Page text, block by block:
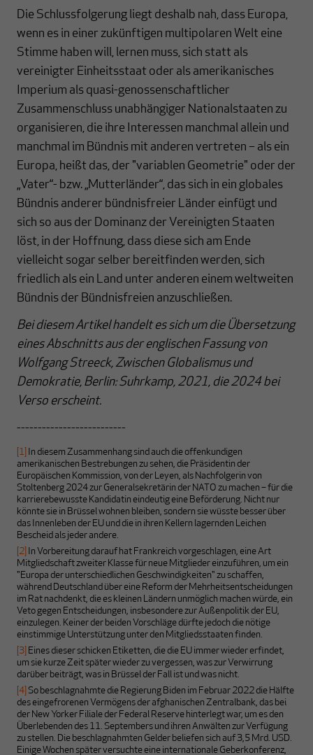
Die Schlussfolgerung liegt deshalb nah, dass Europa,
wenn es in einer zukünftigen multipolaren Welt eine
Stimme haben will, lernen muss, sich statt als
vereinigter Einheitsstaat oder als amerikanisches
Imperium als quasi-genossenschaftlicher
Zusammenschluss unabhängiger Nationalstaaten zu
organisieren, die ihre Interessen manchmal allein und
manchmal im Bündnis mit anderen vertreten – als ein
Europa, heißt das, der "variablen Geometrie" oder der
„Vater“- bzw. „Mutterländer“, das sich in ein globales
Bündnis anderer bündnisfreier Länder einfügt und
sich so aus der Dominanz der Vereinigten Staaten
löst, in der Hoffnung, dass diese sich am Ende
vielleicht sogar selber bereitfinden werden, sich
friedlich als ein Land unter anderen einem weltweiten
Bündnis der Bündnisfreien anzuschließen.
Bei diesem Artikel handelt es sich um die Übersetzung
eines Abschnitts aus der englischen Fassung von
Wolfgang Streeck, Zwischen Globalismus und
Demokratie, Berlin: Suhrkamp, 2021, die 2024 bei
Verso erscheint.
--------------------------
[1]
In diesem Zusammenhang sind auch die offenkundigen
amerikanischen Bestrebungen zu sehen, die Präsidentin der
Europäischen Kommission, von der Leyen, als Nachfolgerin von
Stoltenberg 2024 zur Generalsekretärin der NATO zu machen – für die
karrierebewusste Kandidatin eindeutig eine Beförderung. Nicht nur
könnte sie in Brüssel wohnen bleiben, sondern sie wüsste besser über
das Innenleben der EU und die in ihren Kellern lagernden Leichen
Bescheid als jeder andere.
[2]
In Vorbereitung darauf hat Frankreich vorgeschlagen, eine Art
Mitgliedschaft zweiter Klasse für neue Mitglieder einzuführen, um ein
"Europa der unterschiedlichen Geschwindigkeiten" zu schaffen,
während Deutschland über eine Reform der Mehrheitsentscheidungen
im Rat nachdenkt, die es kleinen Ländern unmöglich machen würde, ein
Veto gegen Entscheidungen, insbesondere zur Außenpolitik der EU,
einzulegen. Keiner der beiden Vorschläge dürfte jedoch die nötige
einstimmige Unterstützung unter den Mitgliedsstaaten finden.
[3] Eines dieser schicken Etiketten, die die EU immer wieder erfindet,
um sie kurze Zeit später wieder zu vergessen, was zur Verwirrung
darüber beiträgt, was in Brüssel der Fall ist und was nicht.
[4] So beschlagnahmte die Regierung Biden im Februar 2022 die Hälfte
des eingefrorenen Vermögens der afghanischen Zentralbank, das bei
der New Yorker Filiale der Federal Reserve hinterlegt war, um es den
Überlebenden des 11. Septembers und ihren Anwälten zur Verfügung
zu stellen. Die beschlagnahmten Gelder beliefen sich auf 3,5 Mrd. USD.
Einige Wochen später versuchte eine internationale Geberkonferenz,